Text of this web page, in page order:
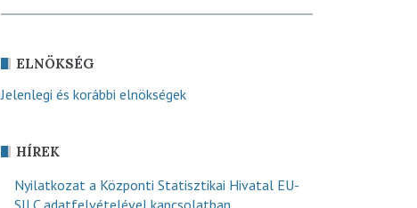
ELNÖKSÉG
Jelenlegi és korábbi elnökségek
HÍREK
Nyilatkozat a Központi Statisztikai Hivatal EU-
SILC adatfelvételével kapcsolatban